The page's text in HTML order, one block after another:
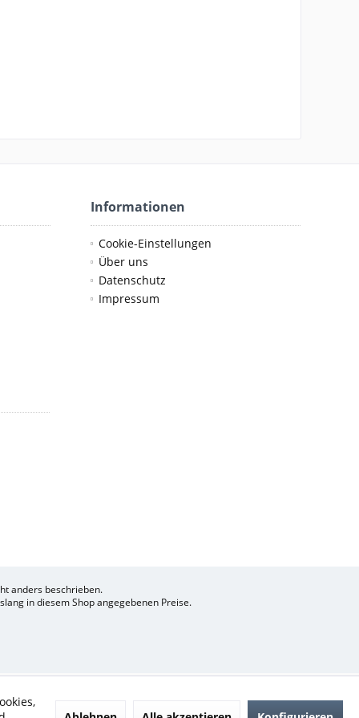
Informationen
Cookie-Einstellungen
Über uns
Datenschutz
Impressum
anders beschrieben.
in diesem Shop angegebenen Preise.